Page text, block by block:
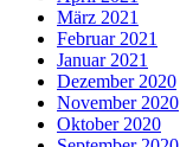
März 2021
Februar 2021
Januar 2021
Dezember 2020
November 2020
Oktober 2020